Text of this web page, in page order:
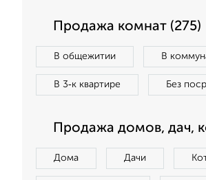
Продажа комнат (275)
В общежитии В
В 3‑к квартире Без
Продажа домов, дач,
Дома Дачи